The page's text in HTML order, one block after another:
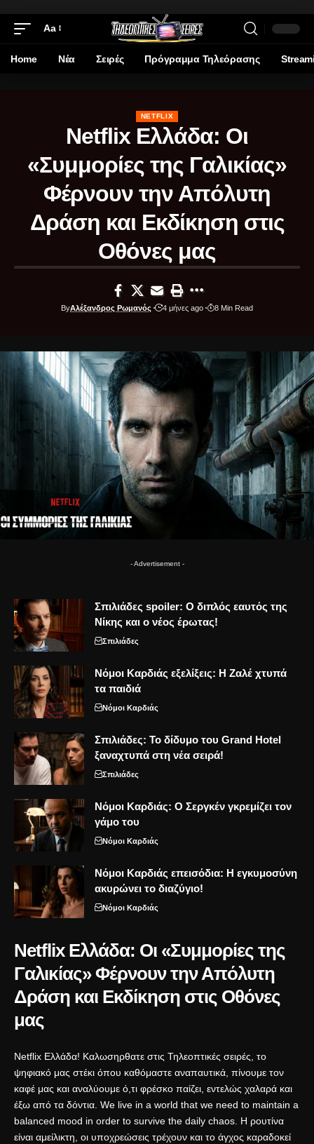
Aa
Home Νέα Σειρές Πρόγραμμα Τηλεόρασης
NETFLIX
Netflix Ελλάδα: Οι
«Συμμορίες της Γαλικίας»
Φέρνουν την Απόλυτη
Δράση και Εκδίκηση στις
Οθόνες μας
ByΑλέξανδρος Ρωμανός 4 μήνες ago 8 Min Read
- Advertisement -
Σπιλιάδες spoiler: Ο διπλός εαυτός της
Νίκης και ο νέος έρωτας!
Σπιλιάδες
Νόμοι Καρδιάς εξελίξεις: Η Ζαλέ χτυπά
τα παιδιά
Νόμοι Καρδιάς
Σπιλιάδες: Το δίδυμο του Grand Hotel
ξαναχτυπά στη νέα σειρά!
Σπιλιάδες
Νόμοι Καρδιάς: Ο Σεργκέν γκρεμίζει τον
γάμο του
Νόμοι Καρδιάς
Νόμοι Καρδιάς επεισόδια: Η εγκυμοσύνη
ακυρώνει το διαζύγιο!
Νόμοι Καρδιάς
Netflix Ελλάδα: Οι «Συμμορίες της
Γαλικίας» Φέρνουν την Απόλυτη
Δράση και Εκδίκηση στις Οθόνες
μας
Netflix Ελλάδα! Καλωσηρθατε στις Τηλεοπτικές σειρές, το
ψηφιακό μας στέκι όπου καθόμαστε αναπαυτικά, πίνουμε τον
καφέ μας και αναλύουμε ό,τι φρέσκο παίζει, εντελώς χαλαρά και
έξω από τα δόντια. We live in a world that we need to maintain a
balanced mood in order to survive the daily chaos. Η ρουτίνα
είναι αμείλικτη, οι υποχρεώσεις τρέχουν και το άγχος καραδοκεί